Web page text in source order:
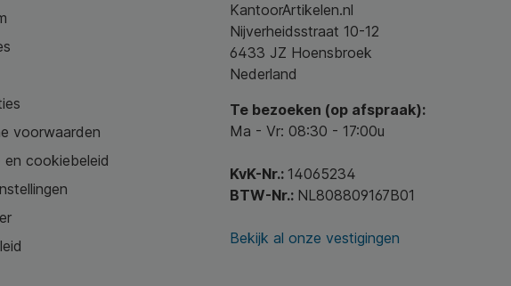
voorwaarden
en cookiebeleid
KantoorArtikelen.nl
Nijverheidsstraat 10-12
6433 JZ Hoensbroek
Nederland
Te bezoeken (op afspraak):
Ma - Vr: 08:30 - 17:00u
KvK-Nr.: 14065234
BTW-Nr.: NL808809167B01
Bekijk al onze vestigingen